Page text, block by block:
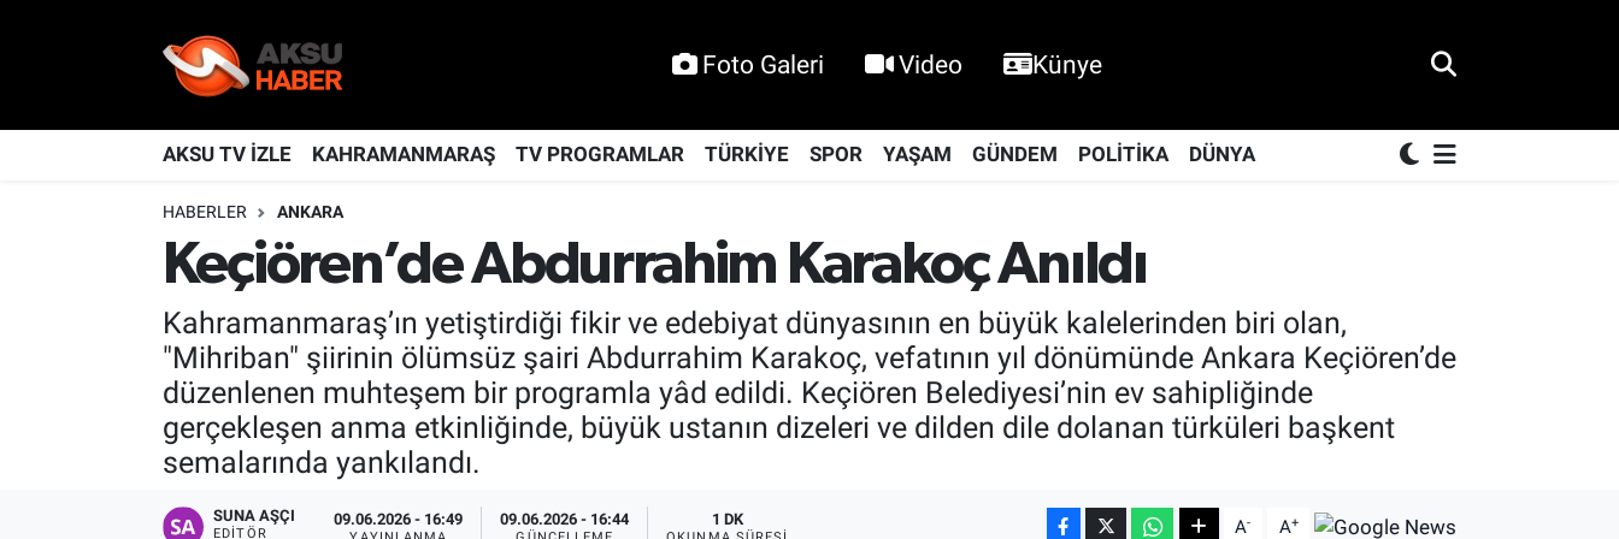
Foto Galeri Video Künye
AKSU TV İZLE KAHRAMANMARAŞ TV PROGRAMLAR TÜRKİYE SPOR YAŞAM GÜNDEM POLİTİKA DÜNYA
HABERLER ANKARA
Keçiören’de Abdurrahim Karakoç Anıldı
Kahramanmaraş’ın yetiştirdiği fikir ve edebiyat dünyasının en büyük kalelerinden biri olan,
"Mihriban" şiirinin ölümsüz şairi Abdurrahim Karakoç, vefatının yıl dönümünde Ankara Keçiören’de
düzenlenen muhteşem bir programla yâd edildi. Keçiören Belediyesi’nin ev sahipliğinde
gerçekleşen anma etkinliğinde, büyük ustanın dizeleri ve dilden dile dolanan türküleri başkent
semalarında yankılandı.
SUNA AŞÇI
EDITÖR
09.06.2026 - 16:49 09.06.2026 - 16:44 1 DK A- A+
KAHRAMANMARAŞ
Nöbetçi Eczaneler
Hava Durumu
Kahramanmaraş Namaz Vakitleri
Trafik Durumu
TFF 2.Lig Kırmızı Grup Puan Durumu ve Fikstür
Tüm Manşetler
Son Dakika Haberleri
Haber Arşivi